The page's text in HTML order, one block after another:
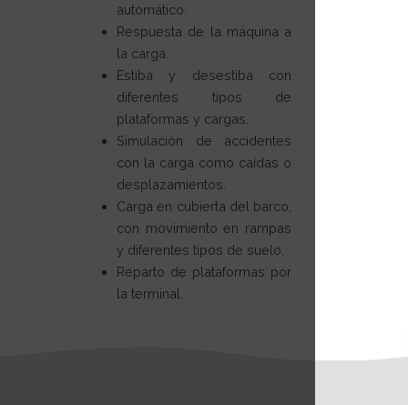
automático.
Respuesta de la máquina a
la carga.
Estiba y desestiba con
diferentes tipos de
plataformas y cargas.
Simulación de accidentes
con la carga como caídas o
desplazamientos.
Carga en cubierta del barco,
con movimiento en rampas
y diferentes tipos de suelo.
Reparto de plataformas por
la terminal.